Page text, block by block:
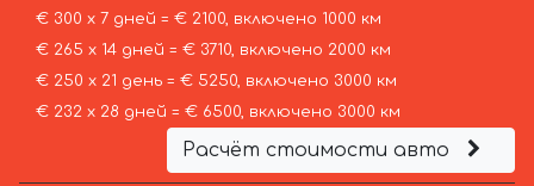
€ 300 х 7 дней = € 2100, включено 1000 км
€ 265 х 14 дней = € 3710, включено 2000 км
€ 250 х 21 день = € 5250, включено 3000 км
€ 232 х 28 дней = € 6500, включено 3000 км
Расчёт стоимости авто